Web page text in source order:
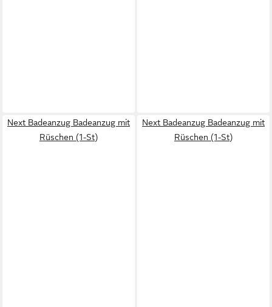
Next Badeanzug Badeanzug mit
Rüschen (1-St)
Next Badeanzug Badeanzug mit
Rüschen (1-St)